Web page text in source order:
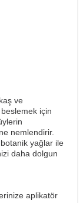
ve
için
nemlendirir.
yağlar ile
daha dolgun
aplikatör